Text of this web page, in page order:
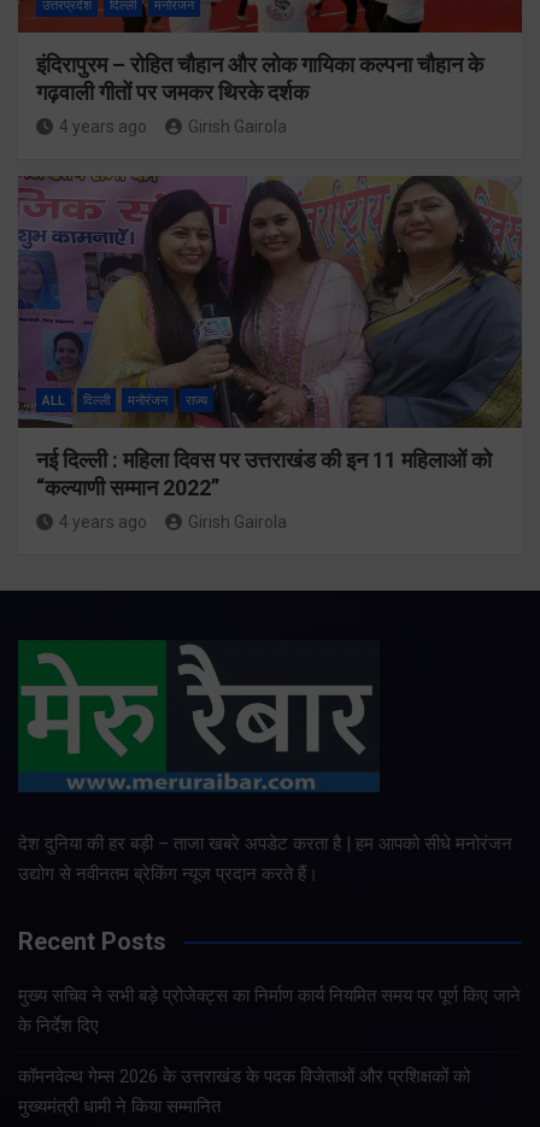
उत्तरप्रदेश दिल्ली मनोरंजन
इंदिरापुरम – रोहित चौहान और लोक गायिका कल्पना चौहान के
गढ़वाली गीतों पर जमकर थिरके दर्शक
4 years ago Girish Gairola
ALL दिल्ली मनोरंजन राज्य
नई दिल्ली : महिला दिवस पर उत्तराखंड की इन 11 महिलाओं को
“कल्याणी सम्मान 2022”
4 years ago Girish Gairola
देश दुनिया की हर बड़ी – ताजा खबरे अपडेट करता है | हम आपको सीधे मनोरंजन
उद्योग से नवीनतम ब्रेकिंग न्यूज प्रदान करते हैं।
Recent Posts
मुख्य सचिव ने सभी बड़े प्रोजेक्ट्स का निर्माण कार्य नियमित समय पर पूर्ण किए जाने
के निर्देश दिए
कॉमनवेल्थ गेम्स 2026 के उत्तराखंड के पदक विजेताओं और प्रशिक्षकों को
मुख्यमंत्री धामी ने किया सम्मानित